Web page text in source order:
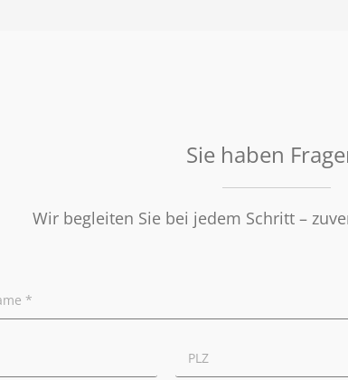
Sie haben
Wir begleiten Sie bei jedem Schritt –